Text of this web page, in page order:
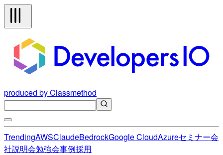
produced by Classmethod
TrendingAWSClaudeBedrockGoogle CloudAzureセミナー会
社説明会勉強会事例採用